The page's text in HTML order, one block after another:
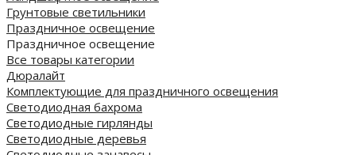
Грунтовые светильники
Праздничное освещение
Праздничное освещение
Все товары категории
Дюралайт
Комплектующие для праздничного освещения
Светодиодная бахрома
Светодиодные гирлянды
Светодиодные деревья